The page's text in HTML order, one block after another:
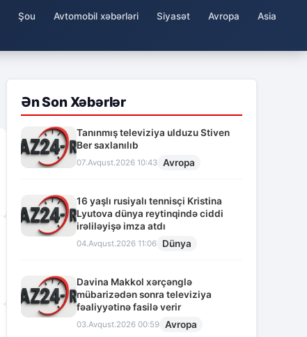
Şou Avtomobil xəbərləri Siyasət Avropa
Asia
Ən Son Xəbərlər
Tanınmış televiziya ulduzu Stiven
Ber saxlanılıb
07.Avqust.2026 10:43 Avropa
16 yaşlı rusiyalı tennisçi Kristina
Lyutova dünya reytinqində ciddi
irəliləyişə imza atdı
04.Avqust.2026 11:06 Dünya
Davina Makkol xərçənglə
mübarizədən sonra televiziya
fəaliyyətinə fasilə verir
03.Avqust.2026 00:59 Avropa